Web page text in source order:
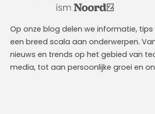
Op onze blog delen we informatie,
een breed scala aan onderwerpen.
nieuws en trends op het gebied van
media, tot aan persoonlijke groei en